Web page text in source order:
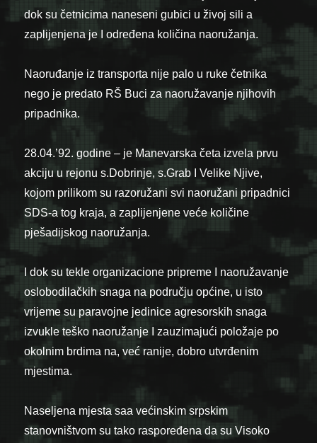
dok su četnicima naneseni gubici u živoj sili a
zaplijenjena je I određena količina naoružanja.
Naoruđanje iz transporta nije palo u ruke četnika
nego je predato RŠ Buci za naoružavanje njihovih
pripadnika.
28.04.’92. godine – je Manevarska četa izvela prvu
akciju u rejonu s.Dobrinje, s.Grab I Velike Njive,
kojom prilikom su razoružani svi naoružani pripadnici
SDS-a tog kraja, a zaplijenjene veće količine
pješadijskog naoružanja.
I dok su tekle organizacione pripreme I naoružavanje
oslobodilačkih snaga na području općine, u isto
vrijeme su paravojne jedinice agresorskih snaga
izvukle teško naoružanje I zauzimajući položaje po
okolnim brdima na, već ranije, dobro utvrđenim
mjestima.
Naseljena mjesta saa većinskim srpskim
stanovništvom su tako raspoređena da su Visoko